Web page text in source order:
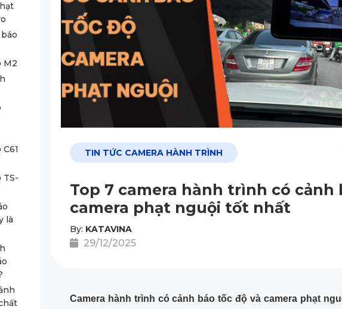
M2
TS-
là
TIN TỨC CAMERA HÀNH TRÌNH
Top 7 camera hành trình có cảnh
camera phạt nguội tốt nhất
By: KATAVINA
29/12/2025
Camera hành trình có cảnh báo tốc độ và camera phạt